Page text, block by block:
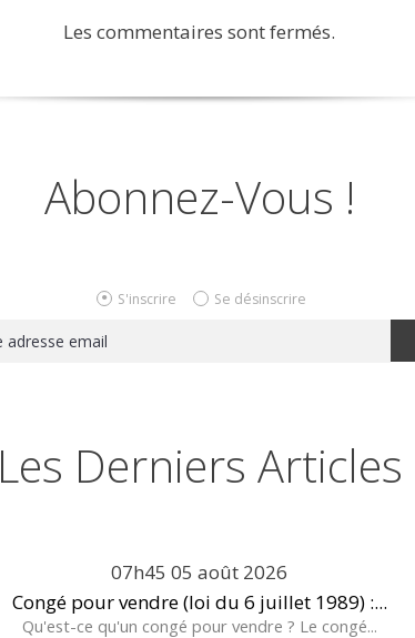
Les commentaires sont fermés.
Abonnez-Vous !
S'inscrire Se désinscrire
Les Derniers Articles
07h45 05 août 2026
Congé pour vendre (loi du 6 juillet 1989) :...
Qu'est-ce qu'un congé pour vendre ? Le congé...